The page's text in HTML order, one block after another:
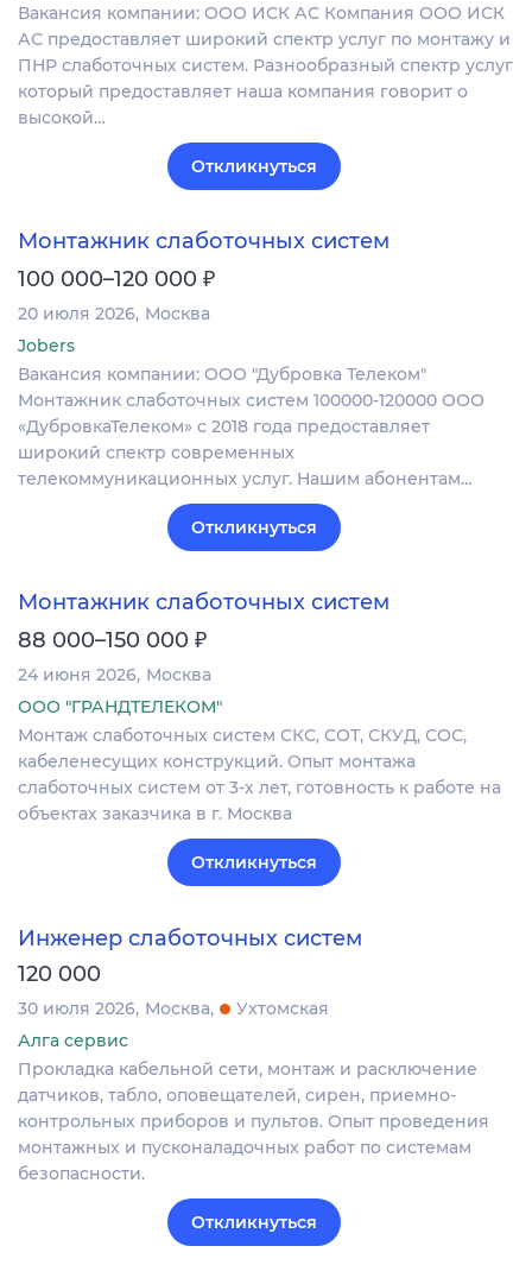
Вакансия компании: ООО ИСК АС Компания ООО ИСК
АС предоставляет широкий спектр услуг по монтажу и
ПНР слаботочных систем. Разнообразный спектр услуг
который предоставляет наша компания говорит о
высокой…
Откликнуться
Монтажник слаботочных систем
100 000–120 000 ₽
20 июля 2026 Москва
Jobers
Вакансия компании: ООО "Дубровка Телеком"
Монтажник слаботочных систем 100000-120000 ООО
«ДубровкаТелеком» с 2018 года предоставляет
широкий спектр современных
телекоммуникационных услуг. Нашим абонентам…
Откликнуться
Монтажник слаботочных систем
88 000–150 000 ₽
24 июня 2026 Москва
ООО "ГРАНДТЕЛЕКОМ"
Монтаж слаботочных систем СКС, СОТ, СКУД, СОС,
кабеленесущих конструкций. Опыт монтажа
слаботочных систем от 3-х лет, готовность к работе на
объектах заказчика в г. Москва
Откликнуться
Инженер слаботочных систем
120 000
30 июля 2026 Москва
Ухтомская
Алга сервис
Прокладка кабельной сети, монтаж и расключение
датчиков, табло, оповещателей, сирен, приемно-
контрольных приборов и пультов. Опыт проведения
монтажных и пусконаладочных работ по системам
безопасности.
Откликнуться